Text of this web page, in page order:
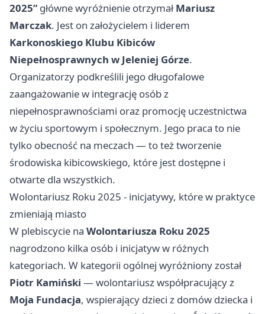
2025”główne wyróżnienie otrzymałMariusz
Marczak. Jest on założycielem i liderem
Karkonoskiego Klubu Kibiców
Niepełnosprawnych w Jeleniej Górze.
Organizatorzy podkreślili jego długofalowe
zaangażowanie w integrację osób z
niepełnosprawnościami oraz promocję uczestnictwa
w życiu sportowym i społecznym. Jego praca to nie
tylko obecność na meczach — to też tworzenie
środowiska kibicowskiego, które jest dostępne i
otwarte dla wszystkich.
Wolontariusz Roku 2025 - inicjatywy, które w praktyce
zmieniają miasto
W plebiscycie na Wolontariusza Roku 2025
nagrodzono kilka osób i inicjatyw w różnych
kategoriach. W kategorii ogólnej wyróżniony został
Piotr Kamiński — wolontariusz współpracujący z
Moja Fundacja, wspierający dzieci z domów dziecka i